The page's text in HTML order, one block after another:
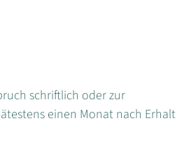
schriftlich oder zur
einen Monat nach Erhalt